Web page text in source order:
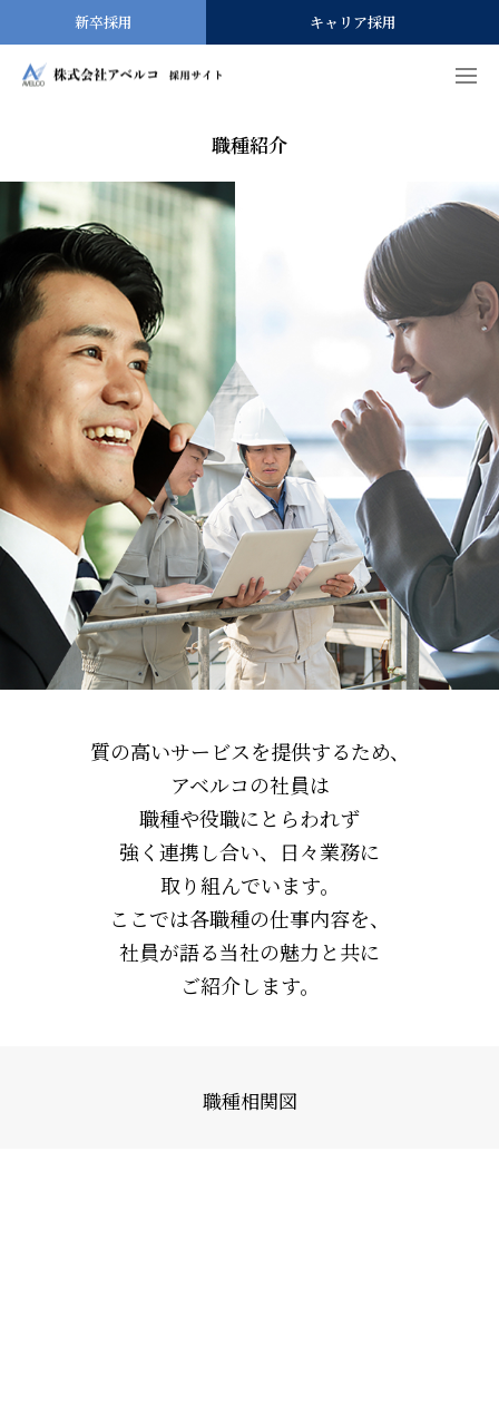
新卒採用 キャリア採用
仕事を知る
人を知る
働く環境を知る
募集要項･応募
職種紹介
質の高いサービスを提供するため、
アベルコの社員は
職種や役職にとらわれず
強く連携し合い、
日々業務に
取り組んでいます。
ここでは各職種の仕事内容を、
社員が語る当社の魅力と共に
ご紹介します。
職種相関図